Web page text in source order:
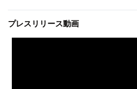
プレスリリース動画